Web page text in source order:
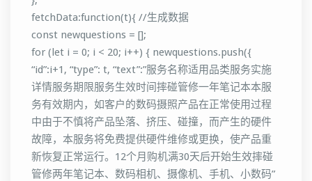
fetchData:function(t){ //生成数据
const newquestions = [];
for (let i = 0; i < 20; i++) { newquestions.push({
“id”:i+1, “type”: t, “text”:”服务名称适用品类服务实施
详情服务期限服务生效时间摔碰管修一年笔记本本服
务有效期内，如客户的数码摄照产品在正常使用过程
中由于不慎将产品坠落、挤压、碰撞，而产生的硬件
故障，本服务将免费提供硬件维修或更换，使产品重
新恢复正常运行。12个月购机满30天后开始生效摔碰
管修两年笔记本、数码相机、摄像机、手机、小数码”